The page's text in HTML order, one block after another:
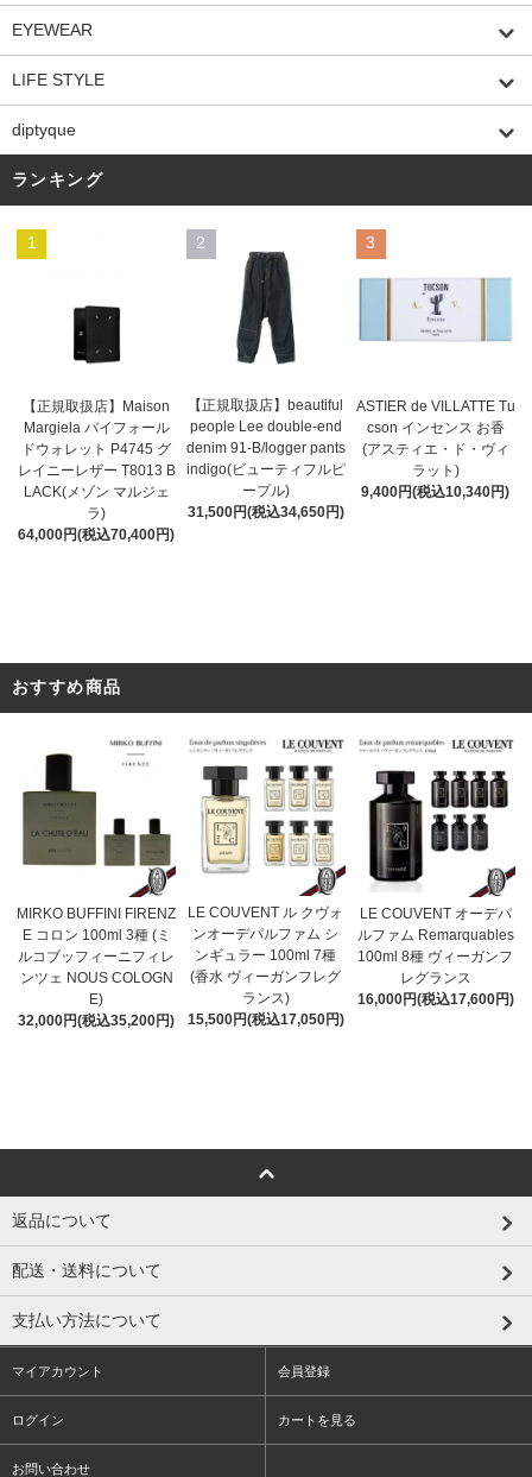
EYEWEAR
LIFE STYLE
diptyque
ランキング
1
【正規取扱店】Maison
Margiela バイフォール
ドウォレット P4745 グ
レイニーレザー T8013 B
LACK(メゾン マルジェ
ラ)
64,000円(税込70,400円)
2
【正規取扱店】beautiful
people Lee double-end
denim 91-B/logger pants
indigo(ビューティフルピ
ープル)
31,500円(税込34,650円)
3
ASTIER de VILLATTE Tu
cson インセンス お香
(アスティエ・ド・ヴィ
ラット)
9,400円(税込10,340円)
おすすめ商品
MIRKO BUFFINI FIRENZ
E コロン 100ml 3種 (ミ
ルコブッフィーニフィレ
ンツェ NOUS COLOGN
E)
32,000円(税込35,200円)
LE COUVENT ル クヴォ
ンオーデパルファム シ
ンギュラー 100ml 7種
(香水 ヴィーガンフレグ
ランス)
15,500円(税込17,050円)
LE COUVENT オーデパ
ルファム Remarquables
100ml 8種 ヴィーガンフ
レグランス
16,000円(税込17,600円)
返品について
配送・送料について
支払い方法について
マイアカウント 会員登録
ログイン カートを見る
お問い合わせ